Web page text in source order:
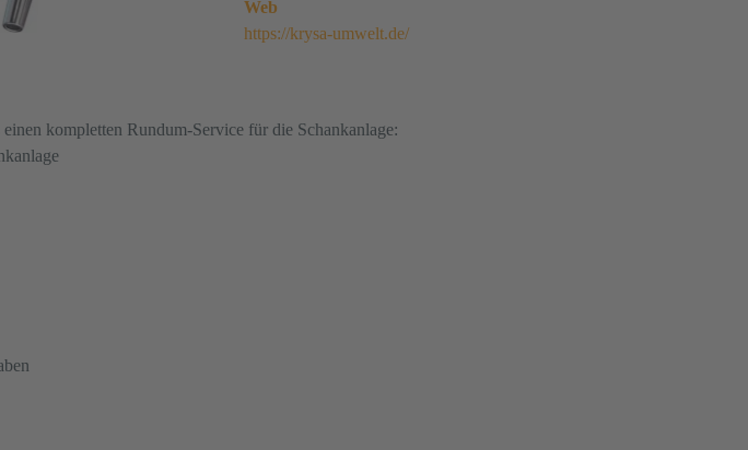
Web
https://krysa-umwelt.de/
kompletten Rundum-Service für die Schankanlage: